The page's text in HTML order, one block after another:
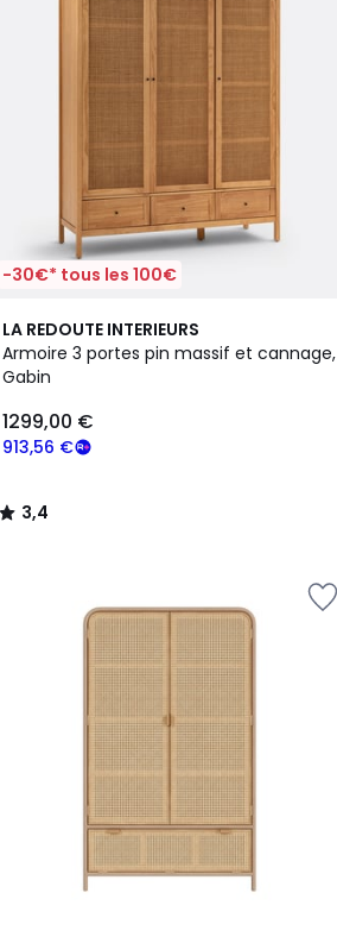
-30€* tous les 100€
LA REDOUTE INTERIEURS
Armoire 3 portes pin massif et cannage,
Gabin
913,56 €
1299,00 €
3,4
/ 5
3,4
/